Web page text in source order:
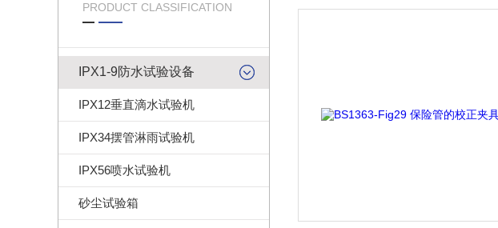
PRODUCT CLASSIFICATION
IPX1-9防水试验设备
IPX12垂直滴水试验机
IPX34摆管淋雨试验机
IPX56喷水试验机
砂尘试验箱